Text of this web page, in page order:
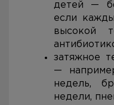
детей —
если
высокой
затяжное
—
недель,
недели,